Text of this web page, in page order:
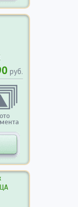
руб.